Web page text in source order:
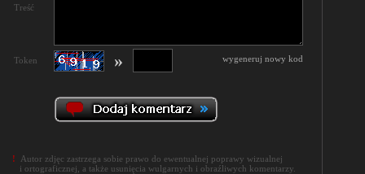
Treść
Token wygeneruj nowy kod
»
! Autor zdjęc zastrzega sobie prawo do ewentualnej poprawy wizualnej
i ortograficznej, a także usunięcia wulgarnych i obraźliwych komentarzy.